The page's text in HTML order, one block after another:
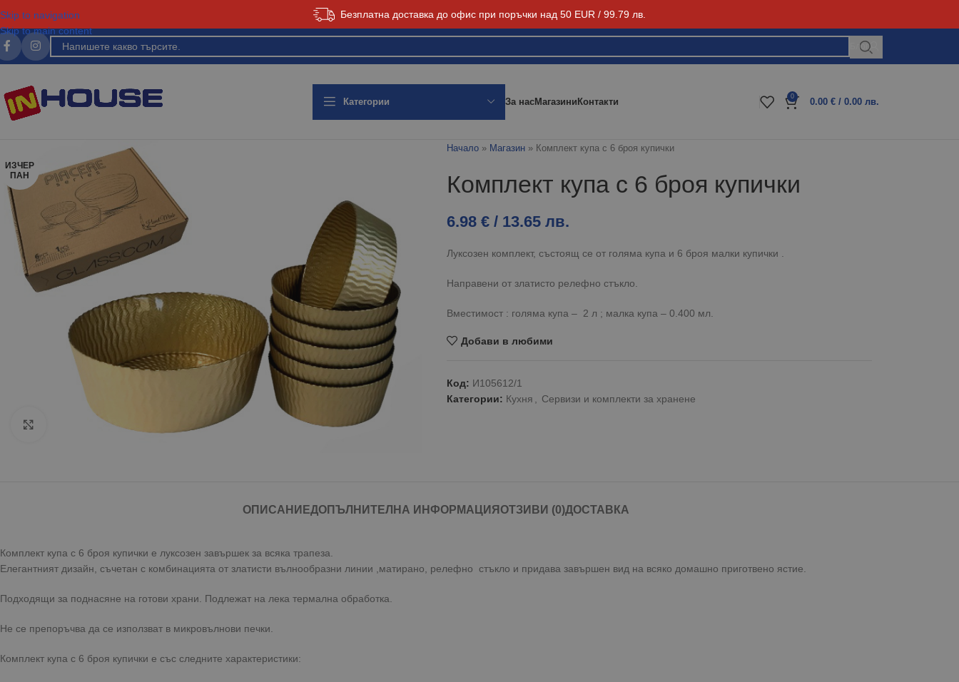
Безплатна доставка до офис при поръчки над 50 EUR / 99.79 лв.
Skip to navigation
Skip to main content
Блог
Категории За насМагазиниКонтакти 0
0.00 € / 0.00 лв.
ИЗЧЕР
ПАН
Click to enlarge
Начало» Магазин» Комплект купа с 6 броя купички
Комплект купа с 6 броя купички
6.98 € / 13.65 лв.
Луксозен комплект, състоящ се от голяма купа и 6 броя малки купички .
Направени от златисто релефно стъкло.
Вместимост : голяма купа – 2 л ; малка купа – 0.400 мл.
Добави в любими
Код: И105612/1
Категории: Кухня Сервизи и комплекти за хранене
ОПИСАНИЕДОПЪЛНИТЕЛНА ИНФОРМАЦИЯ ОТЗИВИ (0)ДОСТАВКА
Комплект купа с 6 броя купички е луксозен завършек за всяка трапеза.
Елегантният дизайн, съчетан с комбинацията от златисти вълнообразни линии ,матирано, релефно стъкло и придава завършен вид на всяко домашно приготвено ястие.
Подходящи за поднасяне на готови храни. Подлежат на лека термална обработка.
Не се препоръчва да се използват в микровълнови печки.
Комплект купа с 6 броя купички е със следните характеристики: